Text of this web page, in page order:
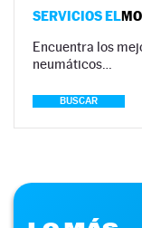
SERVICIOS EL
Encuentra los
neumáticos…
BUSCAR